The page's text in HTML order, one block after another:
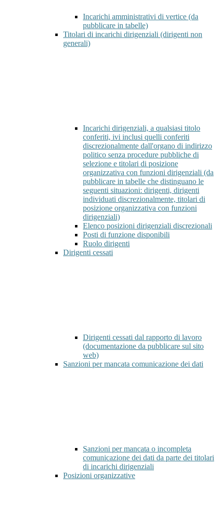
Incarichi amministrativi di vertice (da
pubblicare in tabelle)
Titolari di incarichi dirigenziali (dirigenti non
generali)
Incarichi dirigenziali, a qualsiasi titolo
conferiti, ivi inclusi quelli conferiti
discrezionalmente dall'organo di indirizzo
politico senza procedure pubbliche di
selezione e titolari di posizione
organizzativa con funzioni dirigenziali (da
pubblicare in tabelle che distinguano le
seguenti situazioni: dirigenti, dirigenti
individuati discrezionalmente, titolari di
posizione organizzativa con funzioni
dirigenziali)
Elenco posizioni dirigenziali discrezionali
Posti di funzione disponibili
Ruolo dirigenti
Dirigenti cessati
Dirigenti cessati dal rapporto di lavoro
(documentazione da pubblicare sul sito
web)
Sanzioni per mancata comunicazione dei dati
Sanzioni per mancata o incompleta
comunicazione dei dati da parte dei titolari
di incarichi dirigenziali
Posizioni organizzative